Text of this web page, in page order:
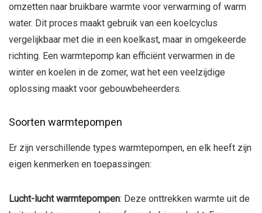
omzetten naar bruikbare warmte voor verwarming of warm
water. Dit proces maakt gebruik van een koelcyclus
vergelijkbaar met die in een koelkast, maar in omgekeerde
richting. Een warmtepomp kan efficiënt verwarmen in de
winter en koelen in de zomer, wat het een veelzijdige
oplossing maakt voor gebouwbeheerders.
Soorten warmtepompen
Er zijn verschillende types warmtepompen, en elk heeft zijn
eigen kenmerken en toepassingen:
Lucht-lucht warmtepompen: Deze onttrekken warmte uit de